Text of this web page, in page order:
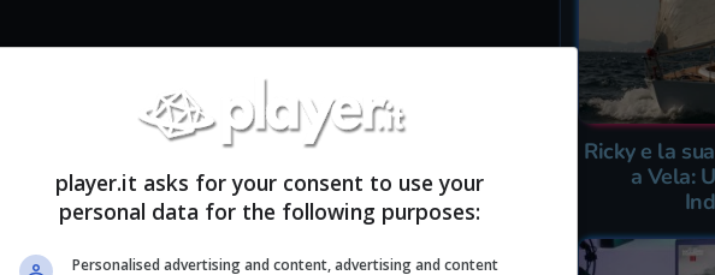
sta sviluppando Star
con l’obiettivo di
fiscale 2020, insieme a
tabella di marcia.
Ricky e la
a Vela:
player.it asks for your consent to use your
personal data for the following purposes:
Personalised advertising and content, advertising and content